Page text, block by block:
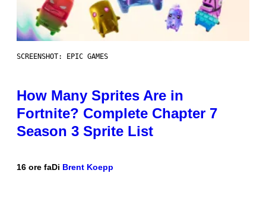
SCREENSHOT: EPIC GAMES
How Many Sprites Are in
Fortnite? Complete Chapter 7
Season 3 Sprite List
16 ore faDi Brent Koepp